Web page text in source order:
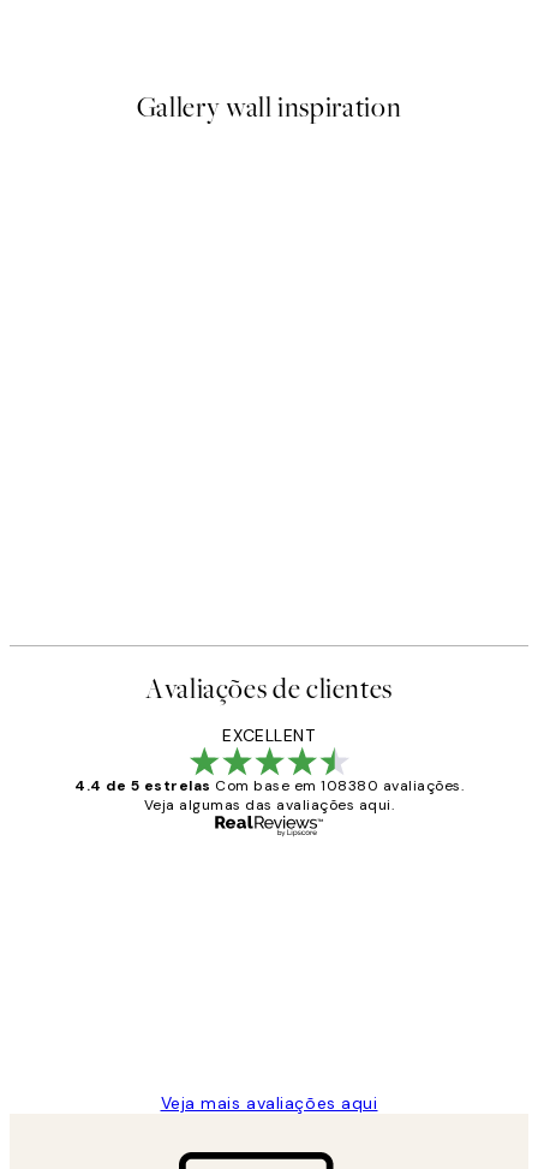
Gallery wall inspiration
Avaliações de clientes
EXCELLENT
4.4 de 5 estrelas Com base em 108380 avaliações.
Veja algumas das avaliações aqui.
Veja mais avaliações aqui